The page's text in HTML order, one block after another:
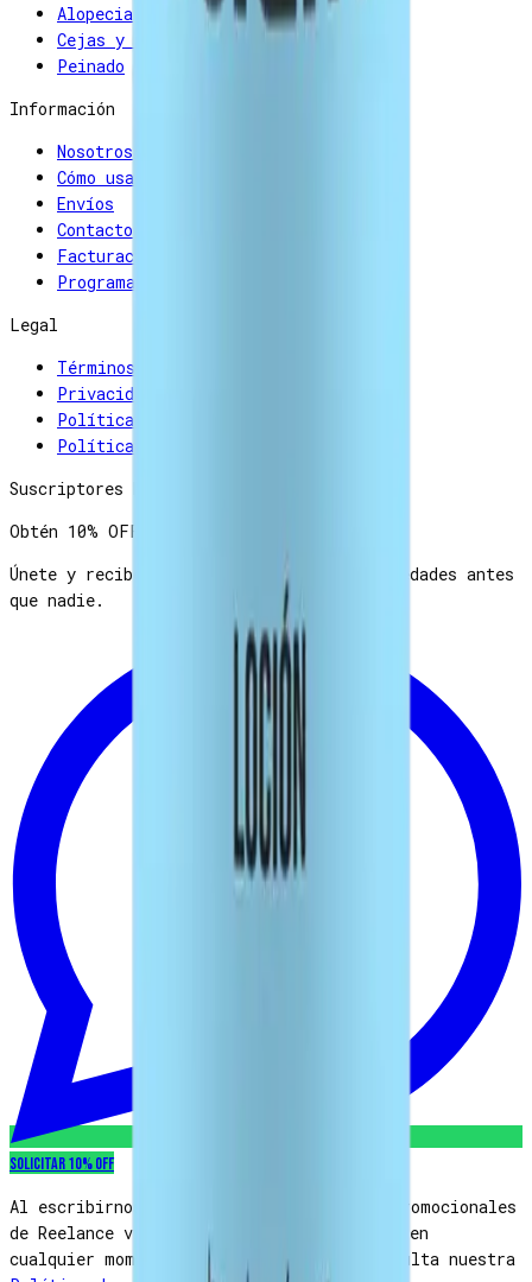
Alopecia
Cejas y pestañas
Peinado
Información
Nosotros
Cómo usar los productos
Envíos
Contacto
Facturación
Programa de afiliados
Legal
Términos y condiciones
Privacidad
Política de reembolso
Política de cancelaciones
Suscriptores Reelance
Obtén 10% OFF
Únete y recibe descuentos, consejos y novedades antes
que nadie.
Solicitar 10% OFF
Al escribirnos aceptas recibir mensajes promocionales
de Reelance vía WhatsApp. Puedes cancelar en
cualquier momento respondiendo
. Consulta nuestra